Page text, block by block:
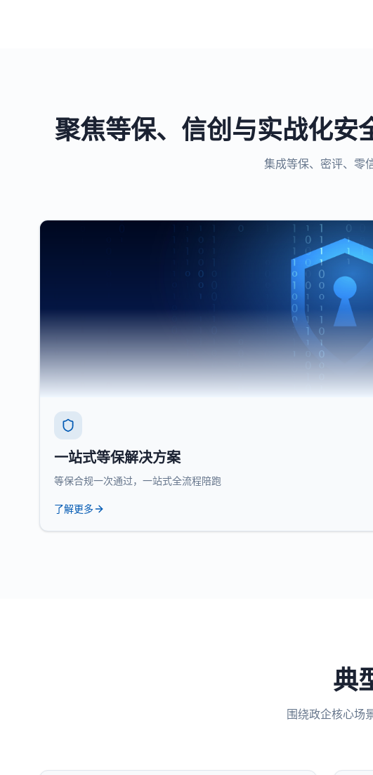
聚焦等保、信创与实战化安
集成等保、密评、零
一站式等保解决方案
等保合规一次通过，一站式全流程陪跑
了解更多
典
围绕政企核心场